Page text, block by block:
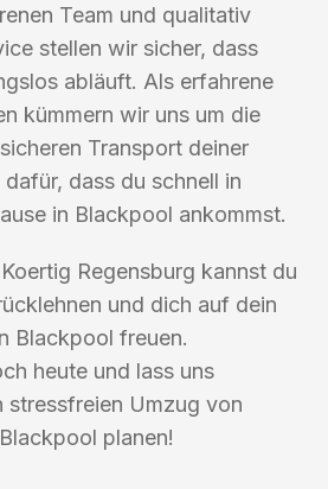
Team und qualitativ
stellen wir sicher, dass
abläuft. Als erfahrene
kümmern wir uns um die
Transport deiner
dass du schnell in
in Blackpool ankommst.
Regensburg kannst du
und dich auf dein
Blackpool freuen.
heute und lass uns
stressfreien Umzug von
planen!